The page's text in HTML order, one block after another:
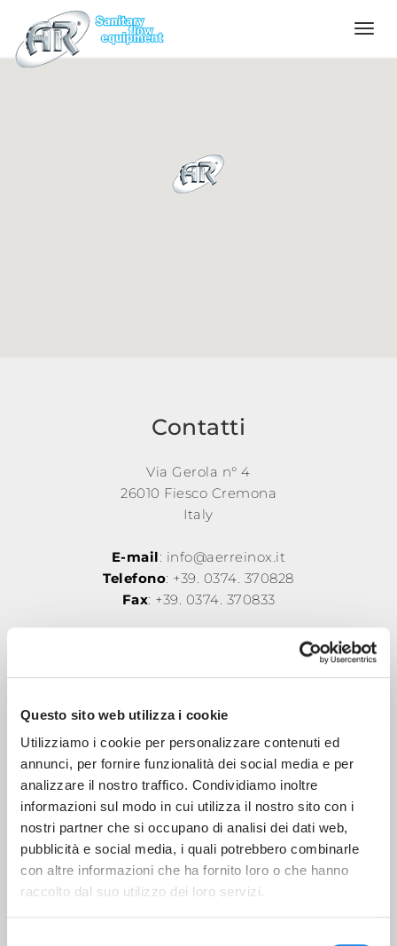
Questo sito web utilizza i cookie
Utilizziamo i cookie per personalizzare contenuti ed
annunci, per fornire funzionalità dei social media e per
analizzare il nostro traffico. Condividiamo inoltre
informazioni sul modo in cui utilizza il nostro sito con i
nostri partner che si occupano di analisi dei dati web,
pubblicità e social media, i quali potrebbero combinarle
con altre informazioni che ha fornito loro o che hanno
raccolto dal suo utilizzo dei loro servizi.
Language
Contatti
Via Gerola n° 4
26010 Fiesco Cremona
Italy
E-mail: info@aerreinox.it
Telefono: +39. 0374. 370828
Fax: +39. 0374. 370833
Registro imprese di Cremona
Cap. Sociale € 208.000,00 i.v.
RICHIEDI PREVENTIVO
Richiedi informazioni